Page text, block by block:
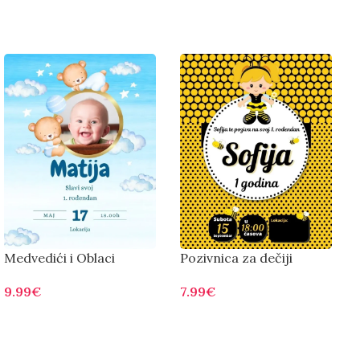
Medvedići i Oblaci
9.99€
Pozivnica za dečiji
7.99€